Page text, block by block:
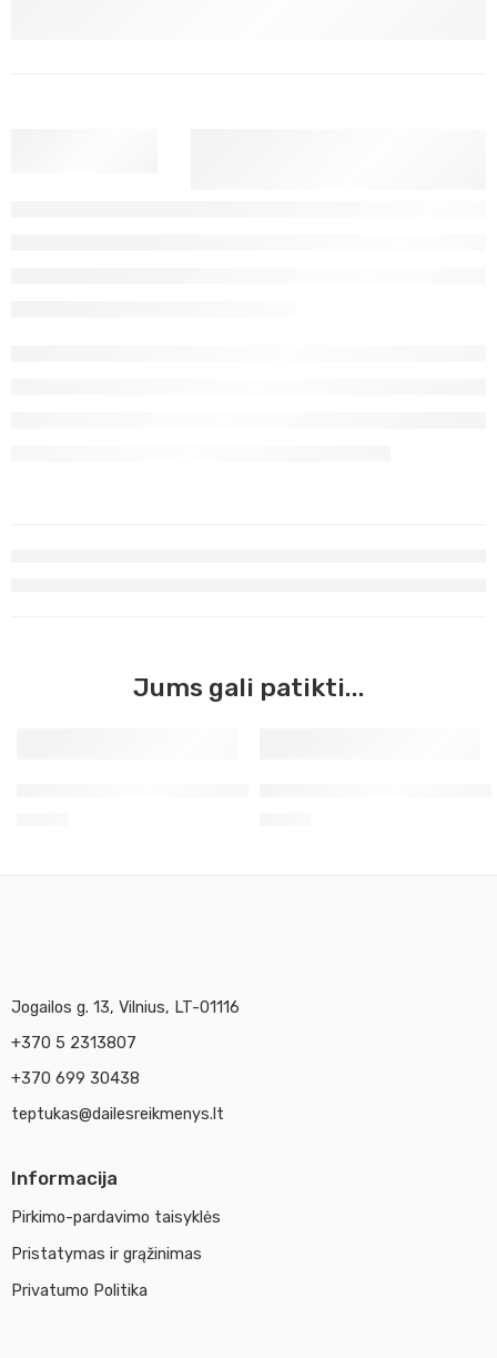
Jums gali patikti...
Jogailos g. 13, Vilnius, LT-01116
+370 5 2313807
+370 699 30438
teptukas@dailesreikmenys.lt
Informacija
Pirkimo-pardavimo taisyklės
Pristatymas ir grąžinimas
Privatumo Politika